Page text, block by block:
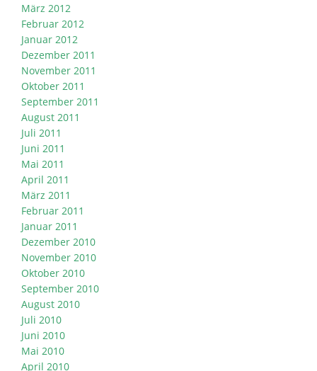
März 2012
Februar 2012
Januar 2012
Dezember 2011
November 2011
Oktober 2011
September 2011
August 2011
Juli 2011
Juni 2011
Mai 2011
April 2011
März 2011
Februar 2011
Januar 2011
Dezember 2010
November 2010
Oktober 2010
September 2010
August 2010
Juli 2010
Juni 2010
Mai 2010
April 2010